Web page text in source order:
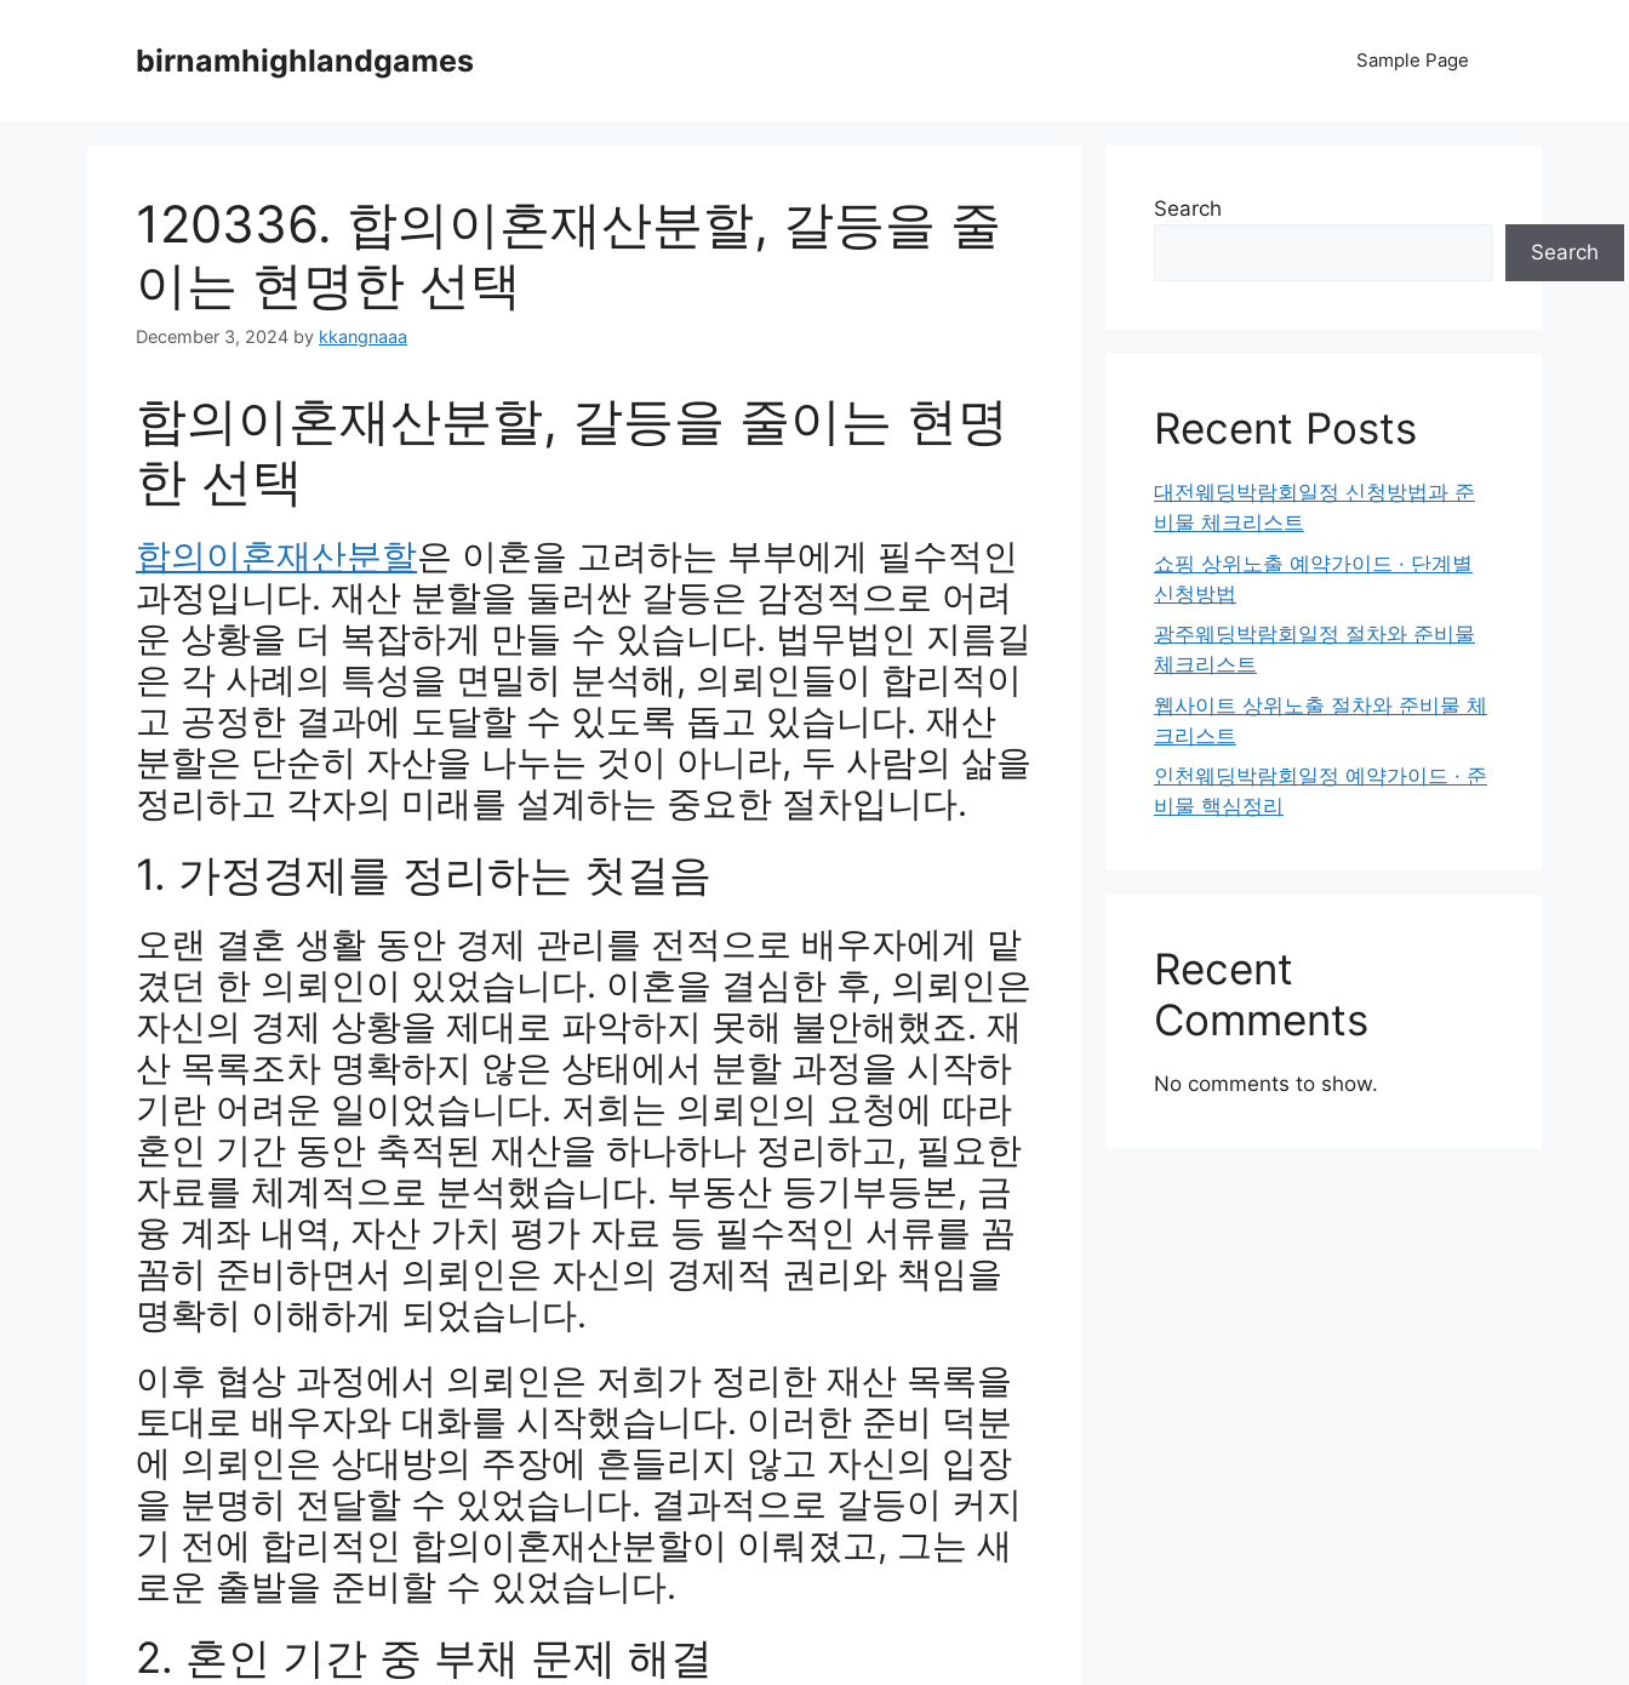
birnamhighlandgames Sample Page
120336. 합의이혼재산분할, 갈등을 줄
이는 현명한 선택
December 3, 2024 by kkangnaaa
합의이혼재산분할, 갈등을 줄이는 현명
한 선택
합의이혼재산분할은 이혼을 고려하는 부부에게 필수적인
과정입니다. 재산 분할을 둘러싼 갈등은 감정적으로 어려
운 상황을 더 복잡하게 만들 수 있습니다. 법무법인 지름길
은 각 사례의 특성을 면밀히 분석해, 의뢰인들이 합리적이
고 공정한 결과에 도달할 수 있도록 돕고 있습니다. 재산
분할은 단순히 자산을 나누는 것이 아니라, 두 사람의 삶을
정리하고 각자의 미래를 설계하는 중요한 절차입니다.
1. 가정경제를 정리하는 첫걸음
오랜 결혼 생활 동안 경제 관리를 전적으로 배우자에게 맡
겼던 한 의뢰인이 있었습니다. 이혼을 결심한 후, 의뢰인은
자신의 경제 상황을 제대로 파악하지 못해 불안해했죠. 재
산 목록조차 명확하지 않은 상태에서 분할 과정을 시작하
기란 어려운 일이었습니다. 저희는 의뢰인의 요청에 따라
혼인 기간 동안 축적된 재산을 하나하나 정리하고, 필요한
자료를 체계적으로 분석했습니다. 부동산 등기부등본, 금
융 계좌 내역, 자산 가치 평가 자료 등 필수적인 서류를 꼼
꼼히 준비하면서 의뢰인은 자신의 경제적 권리와 책임을
명확히 이해하게 되었습니다.
이후 협상 과정에서 의뢰인은 저희가 정리한 재산 목록을
토대로 배우자와 대화를 시작했습니다. 이러한 준비 덕분
에 의뢰인은 상대방의 주장에 흔들리지 않고 자신의 입장
을 분명히 전달할 수 있었습니다. 결과적으로 갈등이 커지
기 전에 합리적인 합의이혼재산분할이 이뤄졌고, 그는 새
로운 출발을 준비할 수 있었습니다.
2. 혼인 기간 중 부채 문제 해결
Search
Search
Recent Posts
대전웨딩박람회일정 신청방법과 준
비물 체크리스트
쇼핑 상위노출 예약가이드 · 단계별
신청방법
광주웨딩박람회일정 절차와 준비물
체크리스트
웹사이트 상위노출 절차와 준비물 체
크리스트
인천웨딩박람회일정 예약가이드 · 준
비물 핵심정리
Recent
Comments
No comments to show.